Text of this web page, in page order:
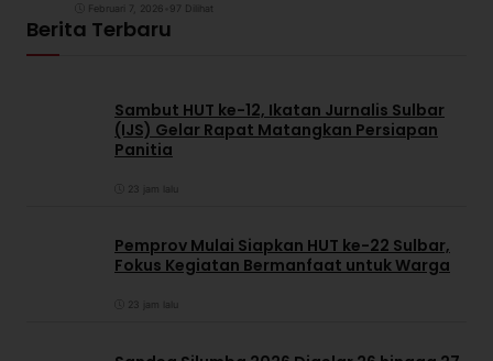
Februari 7, 2026 97 Dilihat
Berita Terbaru
Sambut HUT ke-12, Ikatan Jurnalis Sulbar
(IJS) Gelar Rapat Matangkan Persiapan
Panitia
23 jam lalu
Pemprov Mulai Siapkan HUT ke-22 Sulbar,
Fokus Kegiatan Bermanfaat untuk Warga
23 jam lalu